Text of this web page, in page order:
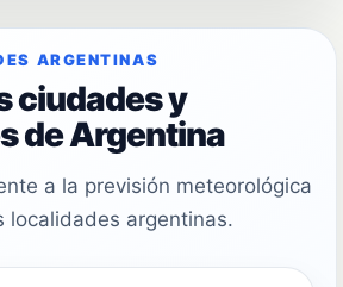
ARGENTINAS
ciudades y
de Argentina
a la previsión meteorológica
localidades argentinas.